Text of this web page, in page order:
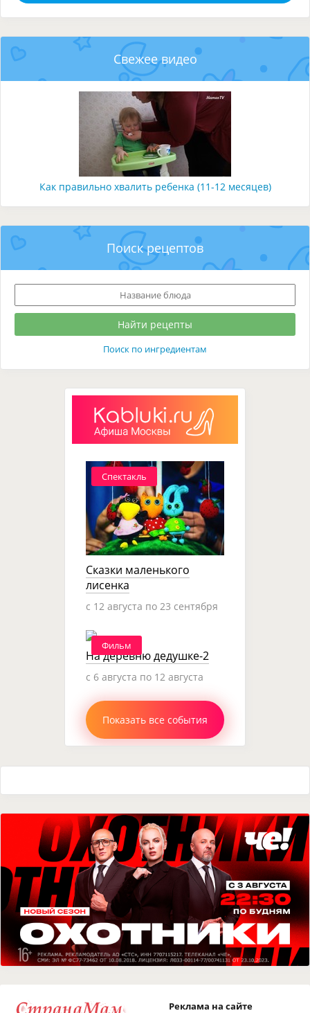
Свежее видео
Как правильно хвалить ребенка (11-12 месяцев)
Поиск рецептов
Поиск по ингредиентам
Спектакль
Сказки маленького
лисенка
c 12 августа по 23 сентября
Фильм
На деревню дедушке-2
c 6 августа по 12 августа
Показать все события
Реклама на сайте